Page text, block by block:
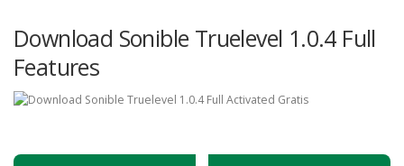
Download Sonible Truelevel 1.0.4 Full
Features